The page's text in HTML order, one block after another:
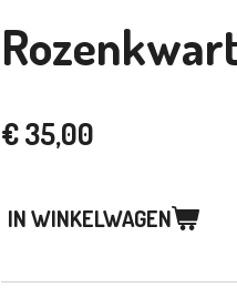
€ 35,00
IN WINKELWAGEN